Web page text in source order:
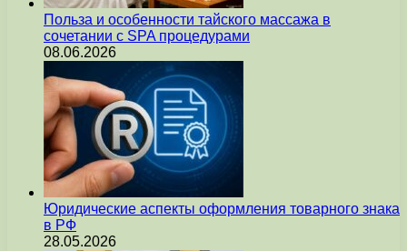
Польза и особенности тайского массажа в
сочетании с SPA процедурами
08.06.2026
Юридические аспекты оформления товарного знака
в РФ
28.05.2026